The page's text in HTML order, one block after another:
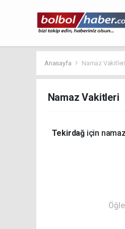
Anasayfa Namaz Vakitleri
Namaz Vakitleri
Tekirdağiçin